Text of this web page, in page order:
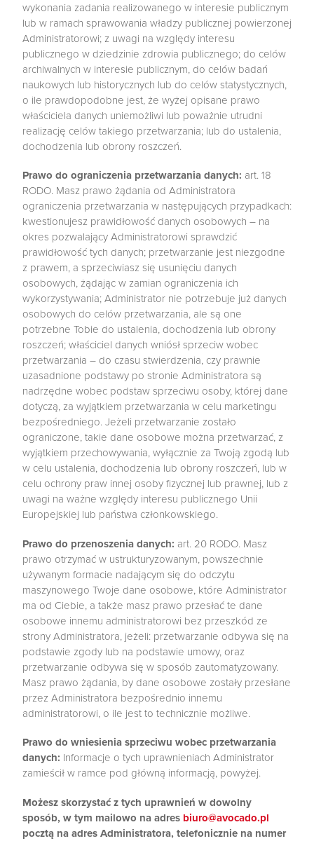
wykonania zadania realizowanego w interesie publicznym
lub w ramach sprawowania władzy publicznej powierzonej
Administratorowi; z uwagi na względy interesu
publicznego w dziedzinie zdrowia publicznego; do celów
archiwalnych w interesie publicznym, do celów badań
naukowych lub historycznych lub do celów statystycznych,
o ile prawdopodobne jest, że wyżej opisane prawo
właściciela danych uniemożliwi lub poważnie utrudni
realizację celów takiego przetwarzania; lub do ustalenia,
dochodzenia lub obrony roszczeń.
Prawo do ograniczenia przetwarzania danych: art. 18
RODO. Masz prawo żądania od Administratora
ograniczenia przetwarzania w następujących przypadkach:
kwestionujesz prawidłowość danych osobowych – na
okres pozwalający Administratorowi sprawdzić
prawidłowość tych danych; przetwarzanie jest niezgodne
z prawem, a sprzeciwiasz się usunięciu danych
osobowych, żądając w zamian ograniczenia ich
wykorzystywania; Administrator nie potrzebuje już danych
osobowych do celów przetwarzania, ale są one
potrzebne Tobie do ustalenia, dochodzenia lub obrony
roszczeń; właściciel danych wniósł sprzeciw wobec
przetwarzania – do czasu stwierdzenia, czy prawnie
uzasadnione podstawy po stronie Administratora są
nadrzędne wobec podstaw sprzeciwu osoby, której dane
dotyczą, za wyjątkiem przetwarzania w celu marketingu
bezpośredniego. Jeżeli przetwarzanie zostało
ograniczone, takie dane osobowe można przetwarzać, z
wyjątkiem przechowywania, wyłącznie za Twoją zgodą lub
w celu ustalenia, dochodzenia lub obrony roszczeń, lub w
celu ochrony praw innej osoby fizycznej lub prawnej, lub z
uwagi na ważne względy interesu publicznego Unii
Europejskiej lub państwa członkowskiego.
Prawo do przenoszenia danych: art. 20 RODO. Masz
prawo otrzymać w ustrukturyzowanym, powszechnie
używanym formacie nadającym się do odczytu
maszynowego Twoje dane osobowe, które Administrator
ma od Ciebie, a także masz prawo przesłać te dane
osobowe innemu administratorowi bez przeszkód ze
strony Administratora, jeżeli: przetwarzanie odbywa się na
podstawie zgody lub na podstawie umowy, oraz
przetwarzanie odbywa się w sposób zautomatyzowany.
Masz prawo żądania, by dane osobowe zostały przesłane
przez Administratora bezpośrednio innemu
administratorowi, o ile jest to technicznie możliwe.
Prawo do wniesienia sprzeciwu wobec przetwarzania
danych: Informacje o tych uprawnieniach Administrator
zamieścił w ramce pod główną informacją, powyżej.
Możesz skorzystać z tych uprawnień w dowolny
sposób, w tym mailowo na adres biuro@avocado.pl
pocztą na adres Administratora, telefonicznie na numer